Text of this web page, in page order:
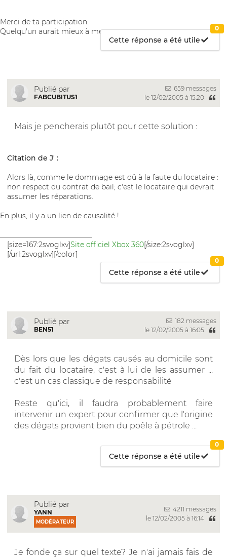
Merci de ta participation.
Quelqu'un aurait mieux à me proposer.
Cette réponse a été utile
0
Publié par
FABCUBITUS1
659 messages
le 12/02/2005 à 15:20
Mais je pencherais plutôt pour cette solution :
Citation de J' :
Alors là, comme le dommage est dû à la faute du locataire :
non respect du contrat de bail; c'est le locataire qui devrait
assumer les réparations.
En plus, il y a un lien de causalité !
[size=167:2svoglxv]Site officiel Xbox 360[/size:2svoglxv]
[/url:2svoglxv][/color]
Cette réponse a été utile
0
Publié par
BEN51
182 messages
le 12/02/2005 à 16:05
Dès lors que les dégats causés au domicile sont
du fait du locataire, c'est à lui de les assumer ...
c'est un cas classique de responsabilité
Reste qu'ici, il faudra probablement faire
intervenir un expert pour confirmer que l'origine
des dégats provient bien du poêle à pétrole ...
Cette réponse a été utile
0
Publié par
YANN
MODÉRATEUR
4211 messages
le 12/02/2005 à 16:14
Je fonde ça sur quel texte? Je n'ai jamais fais de